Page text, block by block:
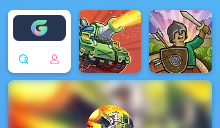
Enjoy4fun